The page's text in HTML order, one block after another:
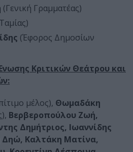
(Γενική Γραμματέας)
(Έφορος Δημοσίων
Κριτικών Θεάτρου και
μέλος), Θωμαδάκη
Βερβεροπούλου Ζωή,
Δημήτριος, Ιωαννίδης
Δηώ, Καλτάκη Ματίνα,